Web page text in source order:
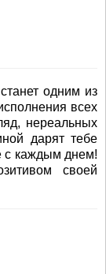
одним из
всех
нереальных
дарят тебе
с каждым днем!
своей